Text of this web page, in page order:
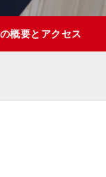
概要とアクセス